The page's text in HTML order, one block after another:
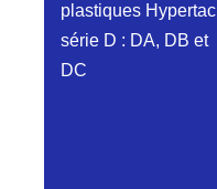
plastiques Hypertac
série D : DA, DB et
DC